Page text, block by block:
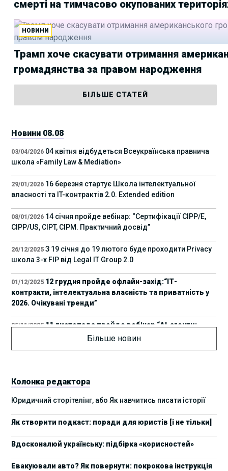
смерті на тимчасово окупованих
НОВИНИ
Трамп хоче скасувати отримання
громадянства за правом народження
БІЛЬШЕ СТАТЕЙ
Новини 08.08
03/04/2026 04 квітня відбудеться Всеукраїнська правнича
школа «Family Law & Mediation»
29/01/2026 16 березня стартує Школа інтелектуальної
власності та IT-контрактів 2.0. Extended edition
08/01/2026 14 січня пройде вебінар: “Сертифікації СІРР/Е,
CIPP/US, CIPT, CIPM. Практичний досвід”
26/12/2025 З 19 січня до 19 лютого буде проходити Privacy
школа 3-х FIP від Legal IT Group 2.0
01/12/2025 12 грудня пройде офлайн-захід:“ІТ-
контракти, інтелектуальна власність та приватність у
2026. Очікувані тренди”
05/11/2025 11 листопада пройде вебінар “AI-агенти:
прайвесі, IP та комплаєнс ризики”
17 листопада стартує Школа юридичної
підтримки ШІ-проєктів від Legal IT Group
19/09/2025 4 жовтня пройде щорічний забіг до Дня
Більше новин
Колонка редактора
Юридичний сторітелінг, або Як навчитись писати історії
Як створити подкаст: поради для юристів [і не тільки]
Вдосконалюй українську: підбірка «корисностей»
Евакуювали авто? Як повернути: покрокова інструкція